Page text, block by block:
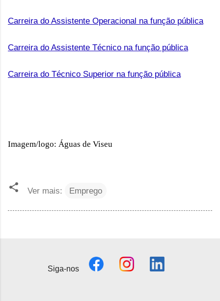
Carreira do Assistente Operacional na função pública
Carreira do Assistente Técnico na função pública
Carreira do Técnico Superior na função pública
Imagem/logo: Águas de Viseu
Ver mais: Emprego
Siga-nos